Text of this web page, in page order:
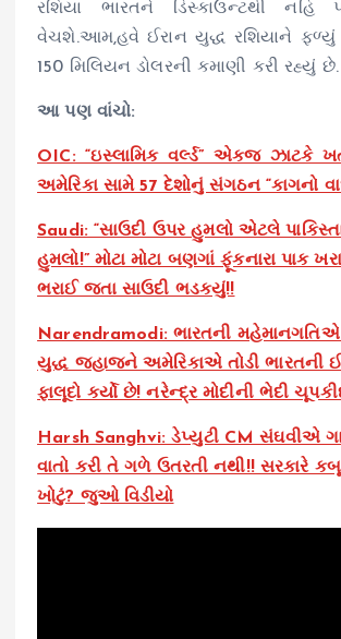
રશિયા ભારતને ડિસ્કાઉન્ટથી
વેચશે.આમ,હવે ઈરાન યુદ્ધ રશિયાને
150 મિલિયન ડોલરની કમાણી કરી રહ્યું છે.
આ પણ વાંચો:
OIC: “ઇસ્લામિક વર્લ્ડ” એકજ ઝાટકે
અમેરિકા સામે 57 દેશોનું સંગઠન “કાગનો
Saudi: “સાઉદી ઉપર હુમલો એટલે
હુમલો!” મોટા મોટા બણગાં ફૂંકનારા પાક
ભરાઈ જતા સાઉદી ભડકયું!!
Narendramodi: ભારતની
યુદ્ધ જહાજને અમેરિકાએ તોડી
ફાલૂદો કર્યો છે! નરેન્દ્ર મોદીની ભેદી
Harsh Sanghvi: ડેપ્યુટી CM સંઘવીએ
વાતો કરી તે ગળે ઉતરતી નથી!! સરકારે
ખોટું? જુઓ વિડીયો